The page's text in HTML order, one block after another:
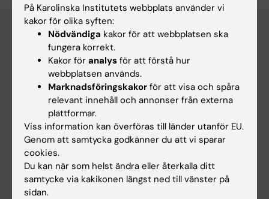
Huvudmeny
Utbildning
Forskarutbildning
Forskning
Om KI
På gång
Nyheter
På Karolinska Institutets webbplats använder vi
kakor för olika syften:
Nödvändiga kakor för att webbplatsen ska
fungera korrekt.
Kakor för analys för att förstå hur
webbplatsen används.
Marknadsföringskakor för att visa och spåra
relevant innehåll och annonser från externa
plattformar.
Viss information kan överföras till länder utanför EU.
Genom att samtycka godkänner du att vi sparar
cookies.
Du kan när som helst ändra eller återkalla ditt
samtycke via kakikonen längst ned till vänster på
sidan.